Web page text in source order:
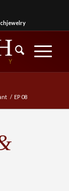
/ EP 08